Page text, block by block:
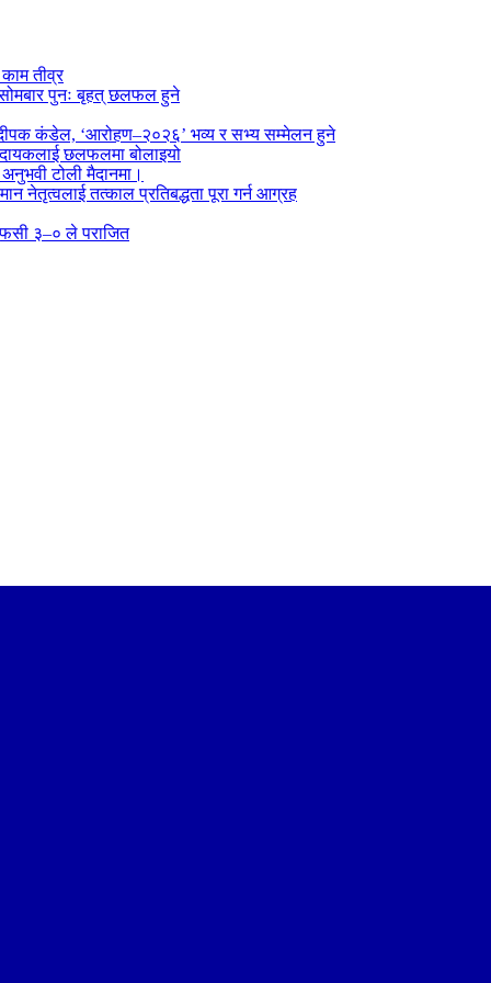
तीव्र
पुनः बृहत् छलफल हुने
कंडेल, ‘आरोहण–२०२६’ भव्य र सभ्य सम्मेलन हुने
छलफलमा बोलाइयो
टोली मैदानमा।
नेतृत्वलाई तत्काल प्रतिबद्धता पूरा गर्न आग्रह
३–० ले पराजित